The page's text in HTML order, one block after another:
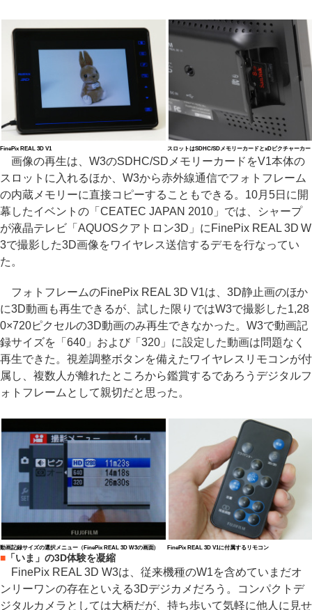
FinePix REAL 3D V1 スロットはSDHC/SDメモリーカードとxDピクチャーカー
画像の再生は、W3のSDHC/SDメモリーカードをV1本体の
スロットに入れるほか、W3から赤外線通信でフォトフレーム
の内蔵メモリーに直接コピーすることもできる。10月5日に開
幕したイベントの「CEATEC JAPAN 2010」では、シャープ
が液晶テレビ「AQUOSクアトロン3D」にFinePix REAL 3D W
3で撮影した3D画像をワイヤレス送信するデモを行なってい
た。
フォトフレームのFinePix REAL 3D V1は、3D静止画のほか
に3D動画も再生できるが、試した限りではW3で撮影した1,28
0×720ピクセルの3D動画のみ再生できなかった。W3で動画記
録サイズを「640」および「320」に設定した動画は問題なく
再生できた。視差調整ボタンを備えたワイヤレスリモコンが付
属し、複数人が離れたところから鑑賞するであろうデジタルフ
ォトフレームとして親切だと思った。
動画記録サイズの選択メニュー（FinePix REAL 3D W3の画面） FinePix REAL 3D V1に付属するリモコン
■ 「いま」の3D体験を凝縮
FinePix REAL 3D W3は、従来機種のW1を含めていまだオ
ンリーワンの存在といえる3Dデジカメだろう。コンパクトデ
ジタルカメラとしては大柄だが、持ち歩いて気軽に他人に見せ